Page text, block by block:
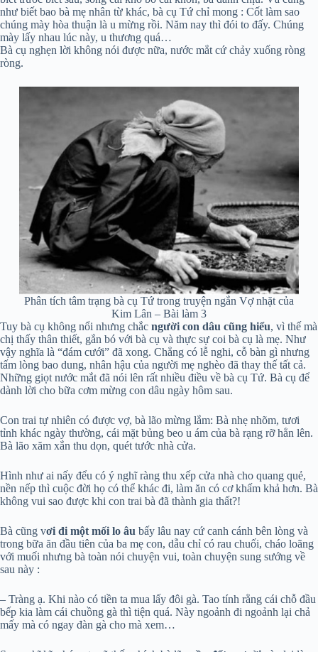
như biết bao bà mẹ nhân từ khác, bà cụ Tứ chỉ mong : Cốt làm sao
chúng mày hòa thuận là u mừng rồi. Năm nay thì đói to đấy. Chúng
mày lấy nhau lúc này, u thương quá…
Bà cụ nghẹn lời không nói được nữa, nước mắt cứ chảy xuống ròng
ròng.
Phân tích tâm trạng bà cụ Tứ trong truyện ngắn Vợ nhặt của
Kim Lân – Bài làm 3
Tuy bà cụ không nổi nhưng chắc người con dâu cũng hiểu, vì thế mà
chị thấy thân thiết, gắn bó với bà cụ và thực sự coi bà cụ là mẹ. Như
vậy nghĩa là “đám cưới” đã xong. Chẳng có lễ nghi, cỗ bàn gì nhưng
tấm lòng bao dung, nhân hậu của người mẹ nghèo đã thay thế tất cả.
Những giọt nước mắt đã nói lên rất nhiều điều về bà cụ Tứ. Bà cụ để
dành lời cho bữa cơm mừng con dâu ngày hôm sau.
Con trai tự nhiên có được vợ, bà lão mừng lắm: Bà nhẹ nhõm, tươi
tỉnh khác ngày thường, cái mặt bủng beo u ám của bà rạng rỡ hẳn lên.
Bà lão xăm xắn thu dọn, quét tước nhà cửa.
Hình như ai nấy đểu có ý nghĩ ràng thu xếp cửa nhà cho quang quẻ,
nền nếp thì cuộc đời họ có thể khác đi, làm ăn có cơ khấm khả hơn. Bà
không vui sao được khi con trai bà đã thành gia thất?!
Bà cũng vơi đi một mối lo âu bấy lâu nay cứ canh cánh bên lòng và
trong bữa ăn đầu tiên của ba mẹ con, dẫu chỉ có rau chuối, cháo loãng
với muối nhưng bà toàn nói chuyện vui, toàn chuyện sung sướng về
sau này :
– Tràng ạ. Khi nào có tiền ta mua lấy đôi gà. Tao tính rằng cái chỗ đầu
bếp kia làm cái chuồng gà thì tiện quá. Này ngoảnh đi ngoảnh lại chả
mấy mà có ngay đàn gà cho mà xem…